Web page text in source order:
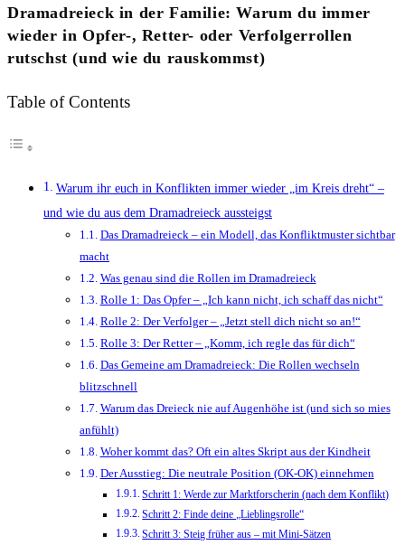
Dramadreieck in der Familie: Warum du immer
wieder in Opfer-, Retter- oder Verfolgerrollen
rutschst (und wie du rauskommst)
Table of Contents
Warum ihr euch in Konflikten immer wieder „im Kreis dreht“ –
und wie du aus dem Dramadreieck aussteigst
Das Dramadreieck – ein Modell, das Konfliktmuster sichtbar
macht
Was genau sind die Rollen im Dramadreieck
Rolle 1: Das Opfer – „Ich kann nicht, ich schaff das nicht“
Rolle 2: Der Verfolger – „Jetzt stell dich nicht so an!“
Rolle 3: Der Retter – „Komm, ich regle das für dich“
Das Gemeine am Dramadreieck: Die Rollen wechseln
blitzschnell
Warum das Dreieck nie auf Augenhöhe ist (und sich so mies
anfühlt)
Woher kommt das? Oft ein altes Skript aus der Kindheit
Der Ausstieg: Die neutrale Position (OK-OK) einnehmen
Schritt 1: Werde zur Marktforscherin (nach dem Konflikt)
Schritt 2: Finde deine „Lieblingsrolle“
Schritt 3: Steig früher aus – mit Mini-Sätzen